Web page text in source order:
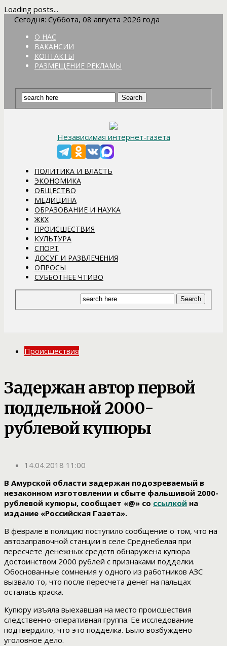
Loading posts...
Сегодня: Суббота, 08 августа 2026 года
О НАС
ВАКАНСИИ
КОНТАКТЫ
РАЗМЕЩЕНИЕ РЕКЛАМЫ
Независимая интернет-газета
ПОЛИТИКА И ВЛАСТЬ
ЭКОНОМИКА
ОБЩЕСТВО
МЕДИЦИНА
ОБРАЗОВАНИЕ И НАУКА
ЖКХ
ПРОИСШЕСТВИЯ
КУЛЬТУРА
СПОРТ
ДОСУГ И РАЗВЛЕЧЕНИЯ
ОПРОСЫ
СУББОТНЕЕ ЧТИВО
Происшествия
Задержан автор первой
поддельной 2000-
рублевой купюры
14.04.2018 11:00
В Амурской области задержан подозреваемый в
незаконном изготовлении и сбыте фальшивой 2000-
рублевой купюры, сообщает «@» со ссылкой на
издание «Российская Газета».
В феврале в полицию поступило сообщение о том, что на
автозаправочной станции в селе Среднебелая при
пересчете денежных средств обнаружена купюра
достоинством 2000 рублей с признаками подделки.
Обоснованные сомнения у одного из работников АЗС
вызвало то, что после пересчета денег на пальцах
осталась краска.
Купюру изъяла выехавшая на место происшествия
следственно-оперативная группа. Ее исследование
подтвердило, что это подделка. Было возбуждено
уголовное дело.